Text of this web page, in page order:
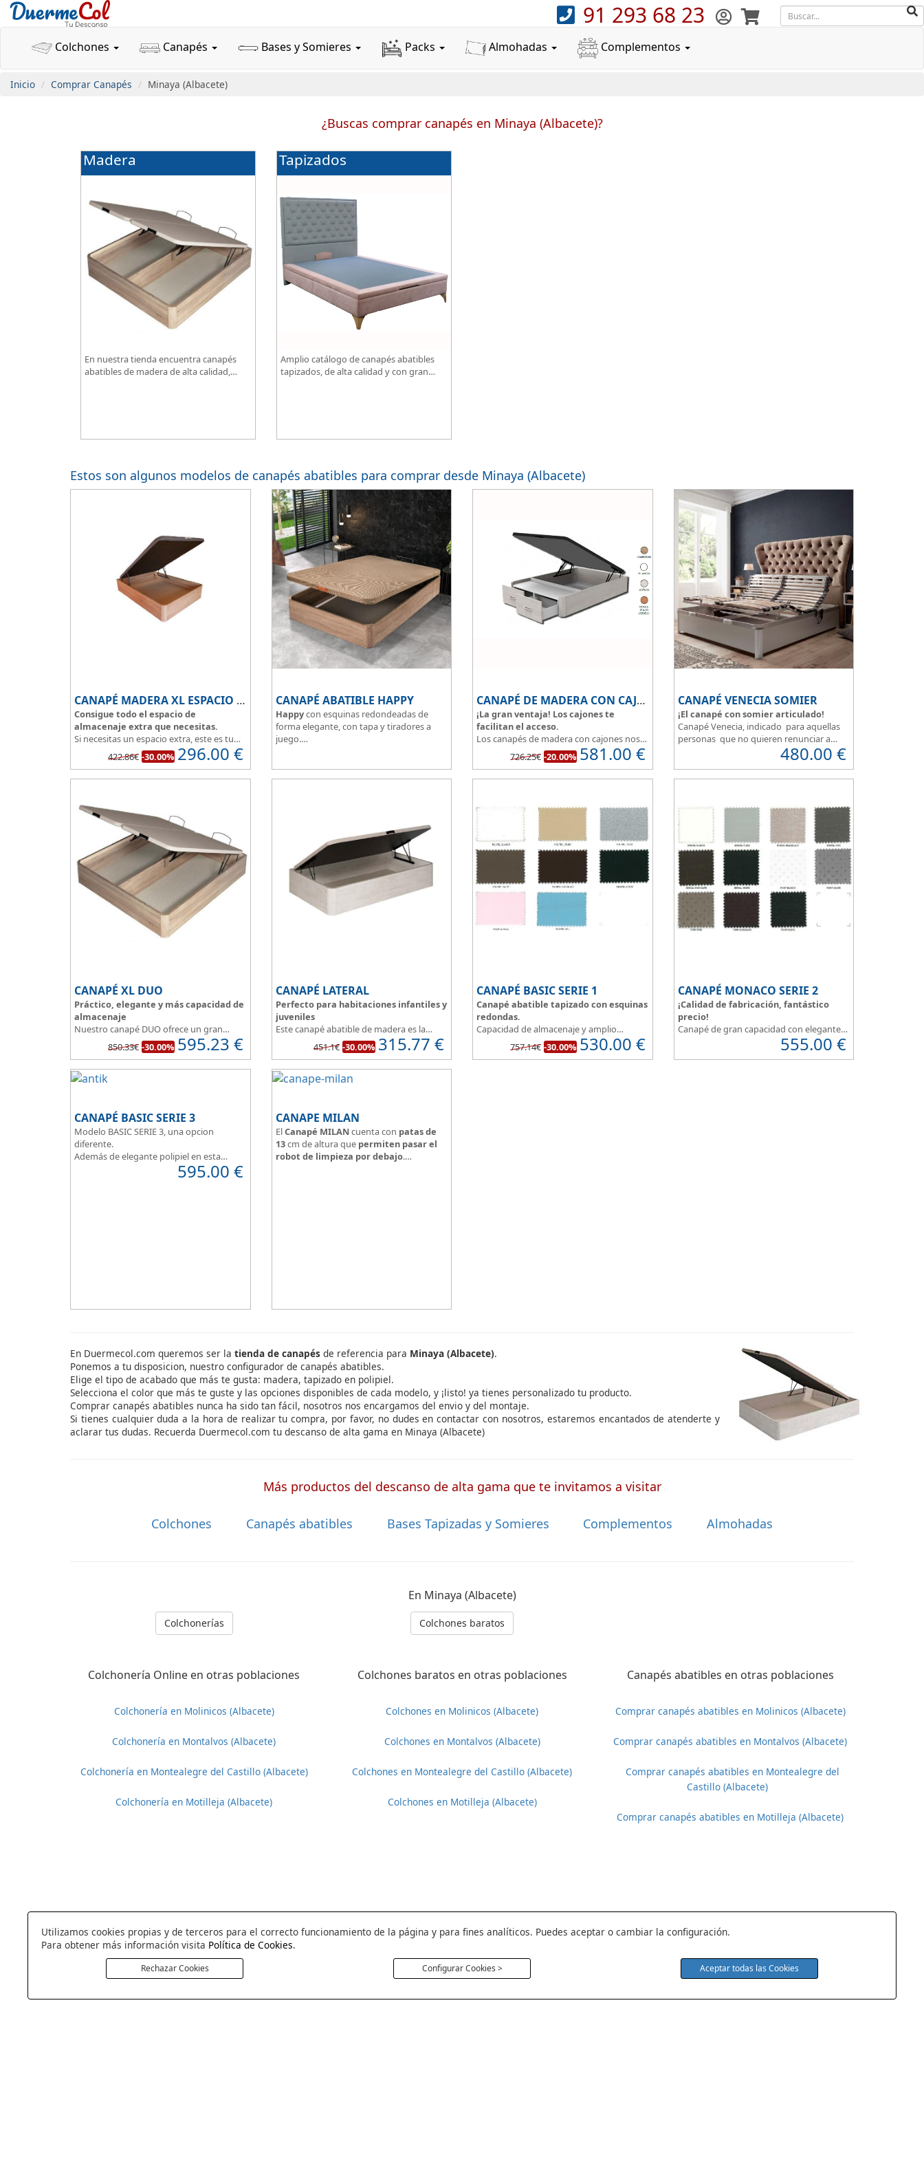
91 293 68 23
Colchones Canapés Bases y Somieres Packs Almohadas Complementos
Inicio Comprar Canapés Minaya (Albacete)
¿Buscas comprar canapés en Minaya (Albacete)?
Madera
En nuestra tienda encuentra canapés
abatibles de madera de alta calidad,
Tapizados
Amplio catálogo de canapés abatibles
tapizados, de alta calidad y con gran
Estos son algunos modelos de canapés abatibles para comprar desde Minaya (Albacete)
CANAPÉ MADERA XL ESPACIO EXTRA
Consigue todo el espacio de
almacenaje extra que necesitas.
Si necesitas un espacio extra, este es tu
canapé de madera, conseguirás sacar el
máximo partido a tu dormitorio.
Latapa esta reforzaday es muy
El cajón, con laterales gruesos, está
pegado al suelo, lo que facilita que el
polvo no se acumule debajo de la cama.
Disponible en 5 colores de madera:
Blanco, ártico, cambrian, wengue y
cerezo.
422.86€ -30.00% 296.00 €
CANAPÉ ABATIBLE HAPPY
Happycon esquinas redondeadas de
forma elegante, con tapa y tiradores a
juego.
El tapizado de la tapa en malla 3D
CANAPÉ DE MADERA CON CAJONES
¡La gran ventaja! Los cajones te
facilitan el acceso.
Los canapés de madera con cajones nos
permiten tener un espacio multiusos, una
de las ventajas que nos ofrecen es que
puedes disponer y acceder a lo que tienes
Este canapé de cama práctico y funcional,
permite guardar lo que quieras sin que
entre polvo, así tus cosas estarán
protegidas.
726.25€ -20.00% 581.00 €
CANAPÉ VENECIA SOMIER
¡El canapé con somier articulado!
Canapé Venecia, indicado para aquellas
personas que no quieren renunciar a
Además de espacio extra, se adapta
perfectamente a nuestra necesidad de
solo pulsar un botón.
Madera disponible en colores Blanco,
Cerezo, Nogal, Wengue, Ceniza, Roble,
Negro y Plata
Su gran calidad en la fabricación nos da
como resultado
calidad en el descanso .
480.00 €
CANAPÉ XL DUO
Práctico, elegante y más capacidad de
almacenaje
Nuestro canapé DUO ofrece un gran
espacio de almacenaje.
Su división interna facilita su instalación,
te permite colocar y distribuir mucho
mejor todo lo que quieres guardar.
850.33€ -30.00% 595.23 €
CANAPÉ LATERAL
Perfecto para habitaciones infantiles y
juveniles
Este canapé abatible de madera es la
solución ideal para el almacenaje de
habitaciones infantiles o de reducidas
dimensiones.
Con esquinas redondeadas, que facilitan
aportan un toque natural y mucha luz en
un dormitorio juvenil.
Apertura lateral.
451.1€ -30.00% 315.77 €
CANAPÉ BASIC SERIE 1
Canapé abatible tapizado con esquinas
redondas.
Capacidad de almacenaje y amplio
catálogo de tapicerias a elegir, podemos
crear un canape a nuestro gusto.
757.14€ -30.00% 530.00 €
CANAPÉ MONACO SERIE 2
¡Calidad de fabricación, fantástico
precio!
Canapé de gran capacidad con elegante
diseño que en su fabricación se han
cuidado los más mínimos detalles.
555.00 €
CANAPÉ BASIC SERIE 3
Modelo BASIC SERIE 3, una opcion
diferente.
Además de elegante polipiel en esta
gama, podemos optar a tejidos que
denotan personalidad, calided y595.00 €
CANAPE MILAN
ElCanapé MILANcuenta con patas de
13cm de altura que permiten pasar el
robot de limpieza por debajo.
En Duermecol.com queremos ser la tienda de canapés de referencia para Minaya (Albacete).
Ponemos a tu disposicion, nuestro configurador de canapés abatibles.
Elige el tipo de acabado que más te gusta: madera, tapizado en polipiel.
Selecciona el color que más te guste y las opciones disponibles de cada modelo, y ¡listo! ya tienes personalizado tu producto.
Comprar canapés abatibles nunca ha sido tan fácil, nosotros nos encargamos del envio y del montaje.
Si tienes cualquier duda a la hora de realizar tu compra, por favor, no dudes en contactar con nosotros, estaremos encantados de atenderte y
aclarar tus dudas. Recuerda Duermecol.com tu descanso de alta gama en Minaya (Albacete)
Más productos del descanso de alta gama que te invitamos a visitar
Colchones Canapés abatibles Bases Tapizadas y Somieres Complementos Almohadas
En Minaya (Albacete)
Colchonerías Colchones baratos
Colchonería Online en otras poblaciones
Colchonería en Molinicos (Albacete)
Colchonería en Montalvos (Albacete)
Colchonería en Montealegre del Castillo (Albacete)
Colchonería en Motilleja (Albacete)
Colchones baratos en otras poblaciones
Colchones en Molinicos (Albacete)
Colchones en Montalvos (Albacete)
Colchones en Montealegre del Castillo (Albacete)
Colchones en Motilleja (Albacete)
Canapés abatibles en otras poblaciones
Comprar canapés abatibles en Molinicos (Albacete)
Comprar canapés abatibles en Montalvos (Albacete)
Comprar canapés abatibles en Montealegre del
Castillo (Albacete)
Comprar canapés abatibles en Motilleja (Albacete)
Utilizamos cookies propias y de terceros para el correcto funcionamiento de la página y para fines analíticos. Puedes aceptar o cambiar la configuración.
Para obtener más información visita Política de Cookies.
Rechazar Cookies Configurar Cookies > Aceptar todas las Cookies